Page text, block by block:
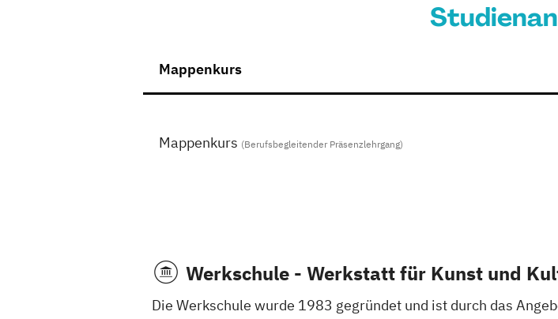
Mappenkurs
Mappenkurs (Berufsbegleitender Präsenzlehrgang)
Werkschule - Werkstatt für Kunst und
Die Werkschule wurde 1983 gegründet und ist durch das